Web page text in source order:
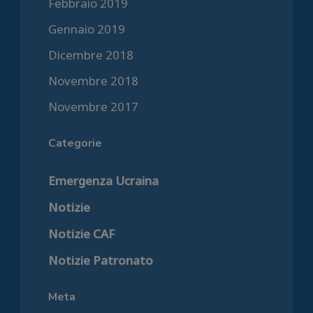
Gennaio 2019
Dicembre 2018
Novembre 2018
Novembre 2017
Categorie
Emergenza Ucraina
Notizie
Notizie CAF
Notizie Patronato
Meta